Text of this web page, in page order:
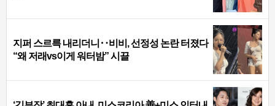
지퍼 스르륵 내리더니‥비비, 선정성 논란 터졌다
“왜 저래vs이게 워터밤” 시끌